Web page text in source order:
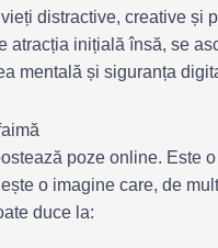
distractive, creative și
atracția inițială însă, se
mentală și siguranța
poze online. Este
o imagine care, de
duce la: